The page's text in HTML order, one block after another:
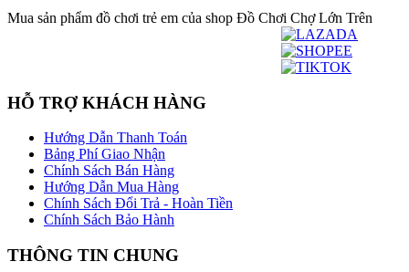
Mua sản phẩm đồ chơi trẻ em của shop Đồ Chơi Chợ Lớn Trên
HỖ TRỢ KHÁCH HÀNG
Hướng Dẫn Thanh Toán
Bảng Phí Giao Nhận
Chính Sách Bán Hàng
Hướng Dẫn Mua Hàng
Chính Sách Đổi Trả - Hoàn Tiền
Chính Sách Bảo Hành
THÔNG TIN CHUNG